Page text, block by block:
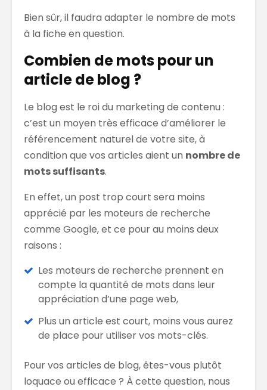
Bien sûr, il faudra adapter le nombre de mots
à la fiche en question.
Combien de mots pour un
article de blog ?
Le blog est le roi du marketing de contenu :
c’est un moyen très efficace d’améliorer le
référencement naturel de votre site, à
condition que vos articles aient un nombre de
mots suffisants.
En effet, un post trop court sera moins
apprécié par les moteurs de recherche
comme Google, et ce pour au moins deux
raisons :
Les moteurs de recherche prennent en
compte la quantité de mots dans leur
appréciation d’une page web,
Plus un article est court, moins vous aurez
de place pour utiliser vos mots-clés.
Pour vos articles de blog, êtes-vous plutôt
loquace ou efficace ? À cette question, nous